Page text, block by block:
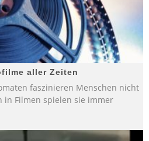
aller Zeiten
faszinieren Menschen nicht
in Filmen spielen sie immer